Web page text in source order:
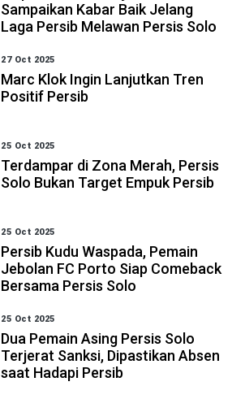
Sampaikan Kabar Baik Jelang
Laga Persib Melawan Persis Solo
27 Oct 2025
Marc Klok Ingin Lanjutkan Tren
Positif Persib
25 Oct 2025
Terdampar di Zona Merah, Persis
Solo Bukan Target Empuk Persib
25 Oct 2025
Persib Kudu Waspada, Pemain
Jebolan FC Porto Siap Comeback
Bersama Persis Solo
25 Oct 2025
Dua Pemain Asing Persis Solo
Terjerat Sanksi, Dipastikan Absen
saat Hadapi Persib